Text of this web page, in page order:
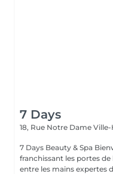
7 Days
18, Rue Notre Dame Ville-
7 Days Beauty & Spa Bienvenue dans notre institut, En
franchissant les portes
entre les mains expertes